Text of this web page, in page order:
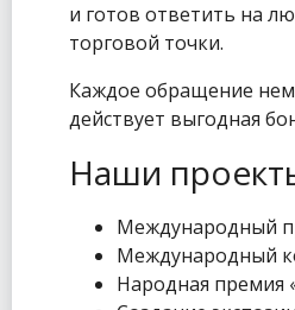
и готов ответить на
торговой точки.
Каждое обращение
действует выгодная
Наши
Международный
Международный
Народная премия